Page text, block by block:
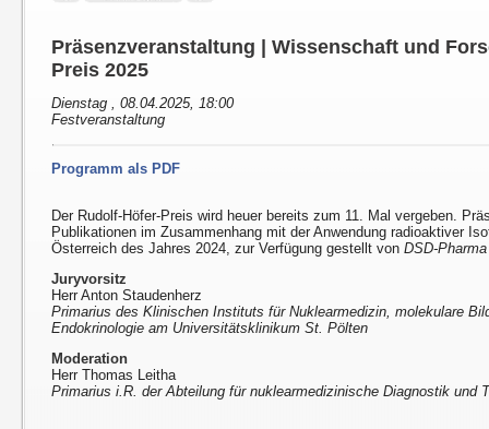
Präsenzveranstaltung | Wissenschaft und
Preis 2025
Dienstag , 08.04.2025, 18:00
Festveranstaltung
Programm als PDF
Der Rudolf-Höfer-Preis wird heuer bereits zum 11. Mal vergeben.
Publikationen im Zusammenhang mit der Anwendung radioaktiver
Österreich des Jahres 2024, zur Verfügung gestellt vonDSD-
Juryvorsitz
Herr Anton Staudenherz
Primarius des Klinischen Instituts für Nuklearmedizin, molekulare
Endokrinologie am Universitätsklinikum St. Pölten
Moderation
Herr Thomas Leitha
Primarius i.R. der Abteilung für nuklearmedizinische Diagnostik und